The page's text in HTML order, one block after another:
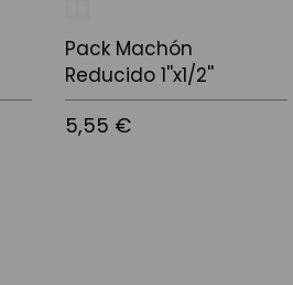
Pack Machón
Reducido 1''x1/2''
5,55 €